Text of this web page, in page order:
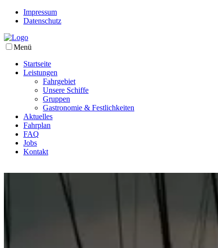
Impressum
Datenschutz
Menü
Startseite
Leistungen
Fahrgebiet
Unsere Schiffe
Gruppen
Gastronomie & Festlichkeiten
Aktuelles
Fahrplan
FAQ
Jobs
Kontakt